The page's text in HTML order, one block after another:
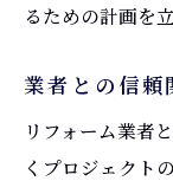
るための計画を
業者との信頼
リフォーム業者
くプロジェクト